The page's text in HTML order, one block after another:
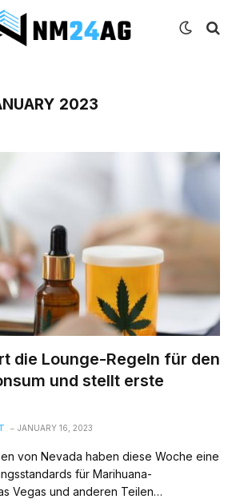
2023
die Lounge-Regeln für den
und stellt erste
JANUARY 16, 2023
von Nevada haben diese Woche eine
für Marihuana-
Vegas und anderen Teilen…